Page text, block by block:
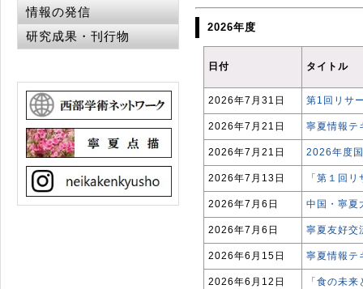
2026年度
日付 タイトル
2026年7月31日 第1回リサ
2026年7月21日 寧夏情報テ
2026年7月21日 2026年度
2026年7月13日 「第１回
2026年7月6日 中国・寧夏
2026年7月6日 寧夏友好交
2026年6月15日 寧夏情報テ
2026年6月12日 「食の未
情報の発信
研究成果・刊行物